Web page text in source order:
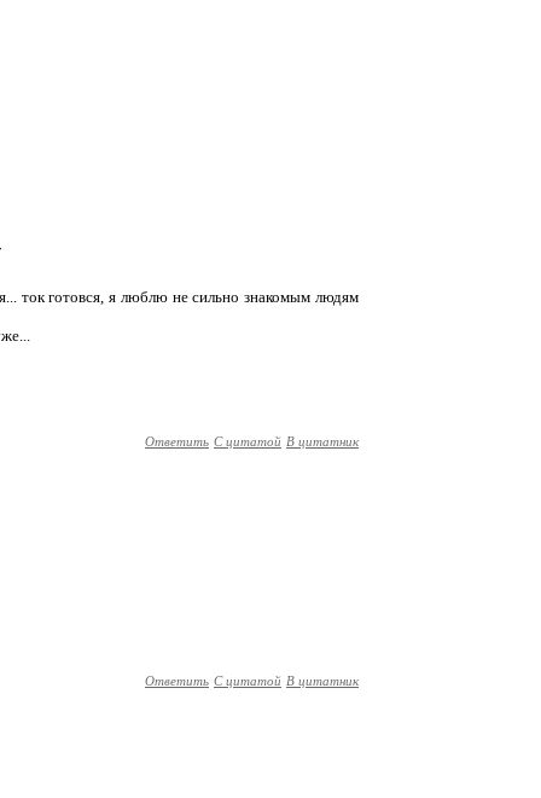
ток готовся, я люблю не сильно знакомым людям
Ответить С цитатой В цитатник
Ответить С цитатой В цитатник